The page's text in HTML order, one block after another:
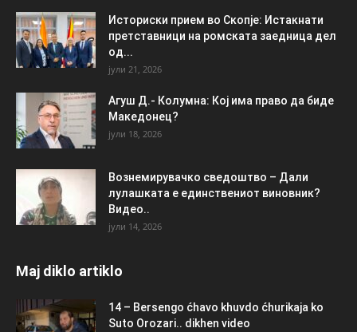
Историски прием во Скопје: Истакнати
претставници на ромската заедница дел
од...
јули 21, 2026
Агуш Д.- Колумна: Кој има право да биде
Македонец?
јули 18, 2026
Вознемирувачко сведоштво – Дали
лулашката е единствениот виновник?
Видео..
јули 14, 2026
Maj diklo artiklo
14 – Bersengo ćhavo khuvdo ćhurikaja ko
Suto Orozari.. dikhen video